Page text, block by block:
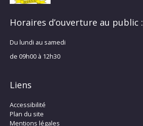
Horaires d’ouverture au public :
Du lundi au samedi
de 09h00 à 12h30
Liens
Accessibilité
Plan du site
Mentions légales